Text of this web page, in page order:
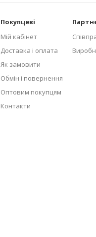
Покупцеві
Мій кабінет
Доставка і оплата
Як замовити
Обмін і повернення
Оптовим покупцям
Контакти